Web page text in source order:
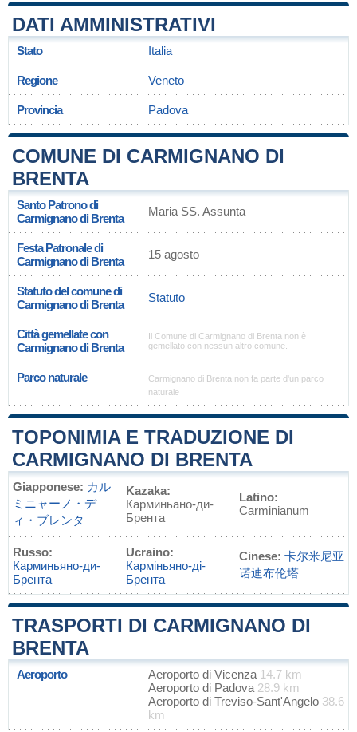
DATI AMMINISTRATIVI
Stato Italia
Regione Veneto
Provincia Padova
COMUNE DI CARMIGNANO DI
BRENTA
Santo Patrono di
Carmignano di Brenta
Maria SS. Assunta
Festa Patronale di
Carmignano di Brenta
15 agosto
Statuto del comune di
Carmignano di Brenta
Statuto
Città gemellate con
Carmignano di Brenta
Il Comune di Carmignano di Brenta non è
gemellato con nessun altro comune.
Parco naturale
Carmignano di Brenta non fa parte d'un parco
naturale
TOPONIMIA E TRADUZIONE DI
CARMIGNANO DI BRENTA
Giapponese: カル
ミニャーノ・デ
ィ・ブレンタ
Kazaka:
Карминьано-ди-
Брента
Latino:
Carminianum
Russo:
Карминьяно-ди-
Брента
Ucraino:
Карміньяно-ді-
Брента
Cinese: 卡尔米尼亚
诺迪布伦塔
TRASPORTI DI CARMIGNANO DI
BRENTA
Aeroporto Aeroporto di Vicenza 14.7 km
Aeroporto di Padova 28.9 km
Aeroporto di Treviso-Sant'Angelo 38.6
km